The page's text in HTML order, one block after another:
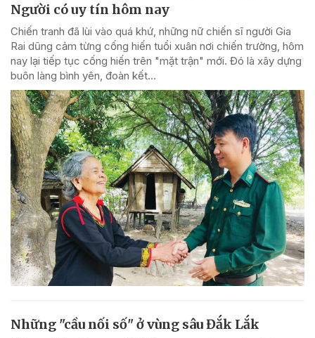
Người có uy tín hôm nay
Chiến tranh đã lùi vào quá khứ, những nữ chiến sĩ người Gia
Rai dũng cảm từng cống hiến tuổi xuân nơi chiến trường, hôm
nay lại tiếp tục cống hiến trên "mặt trận" mới. Đó là xây dựng
buôn làng bình yên, đoàn kết...
Những "cầu nối số" ở vùng sâu Đắk Lắk